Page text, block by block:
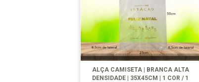
ALÇA CAMISETA | BRANCA ALTA
DENSIDADE | 35X45CM | 1 COR / 1